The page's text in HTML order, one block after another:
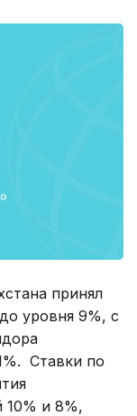
принял
уровня 9%, с
Ставки по
10% и 8%,